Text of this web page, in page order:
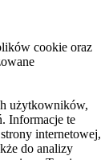
cookie oraz
użytkowników,
Informacje te
internetowej,
do analizy